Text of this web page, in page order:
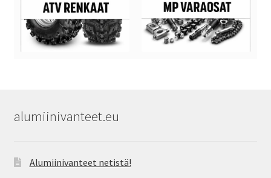
alumiinivanteet.eu
Alumiinivanteet netistä!